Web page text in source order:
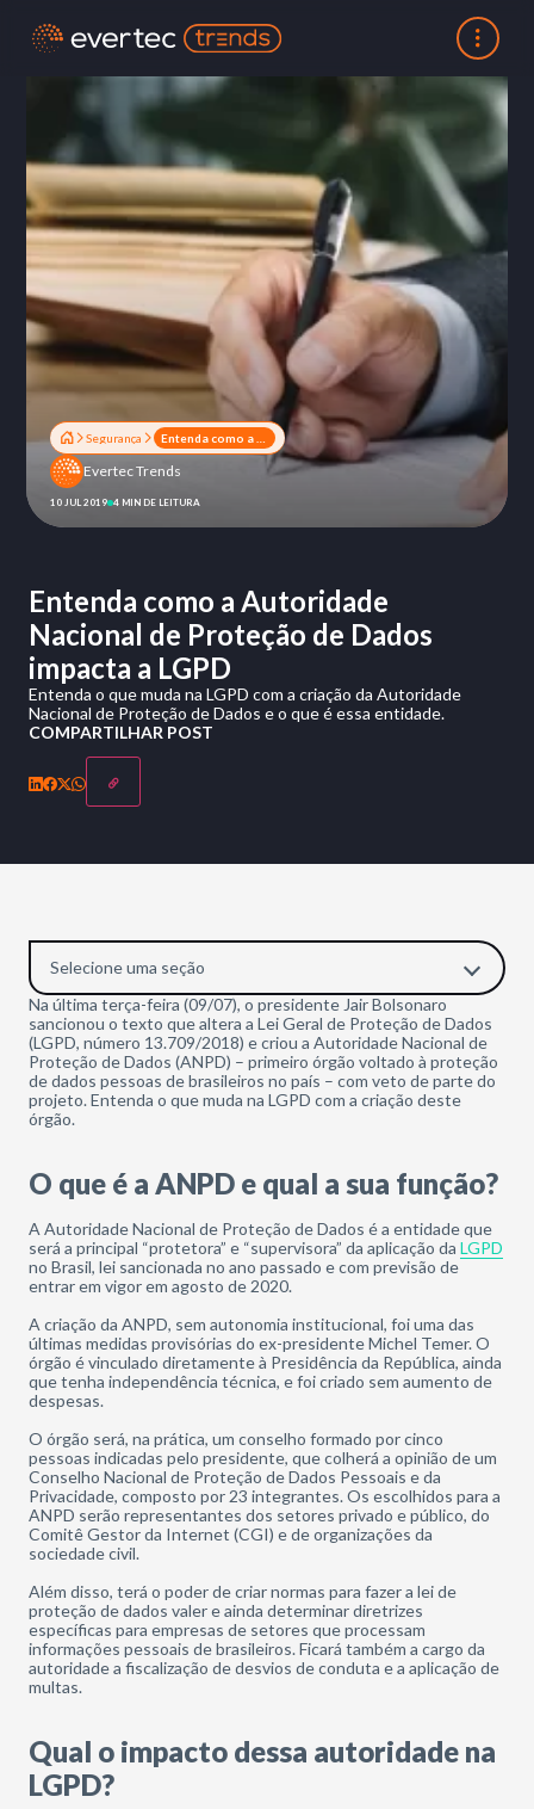
Segurança
Evertec Trends
10 JUL 2019 4 MIN DE LEITURA
Entenda como a Autoridade
Nacional de Proteção de Dados
impacta a LGPD
Entenda o que muda na LGPD com a criação da Autoridade
Nacional de Proteção de Dados e o que é essa entidade.
COMPARTILHAR POST
Selecione uma seção
Na última terça-feira (09/07), o presidente Jair Bolsonaro
sancionou o texto que altera a Lei Geral de Proteção de Dados
(LGPD, número 13.709/2018) e criou a Autoridade Nacional de
Proteção de Dados (ANPD) – primeiro órgão voltado à proteção
de dados pessoas de brasileiros no país – com veto de parte do
projeto. Entenda o que muda na LGPD com a criação deste
órgão.
O que é a ANPD e qual a sua função?
A Autoridade Nacional de Proteção de Dados é a entidade que
será a principal “protetora” e “supervisora” da aplicação da LGPD
no Brasil, lei sancionada no ano passado e com previsão de
entrar em vigor em agosto de 2020.
A criação da ANPD, sem autonomia institucional, foi uma das
últimas medidas provisórias do ex-presidente Michel Temer. O
órgão é vinculado diretamente à Presidência da República, ainda
que tenha independência técnica, e foi criado sem aumento de
despesas.
O órgão será, na prática, um conselho formado por cinco
pessoas indicadas pelo presidente, que colherá a opinião de um
Conselho Nacional de Proteção de Dados Pessoais e da
Privacidade, composto por 23 integrantes. Os escolhidos para a
ANPD serão representantes dos setores privado e público, do
Comitê Gestor da Internet (CGI) e de organizações da
sociedade civil.
Além disso, terá o poder de criar normas para fazer a lei de
proteção de dados valer e ainda determinar diretrizes
específicas para empresas de setores que processam
informações pessoais de brasileiros. Ficará também a cargo da
autoridade a fiscalização de desvios de conduta e a aplicação de
multas.
Qual o impacto dessa autoridade na
LGPD?